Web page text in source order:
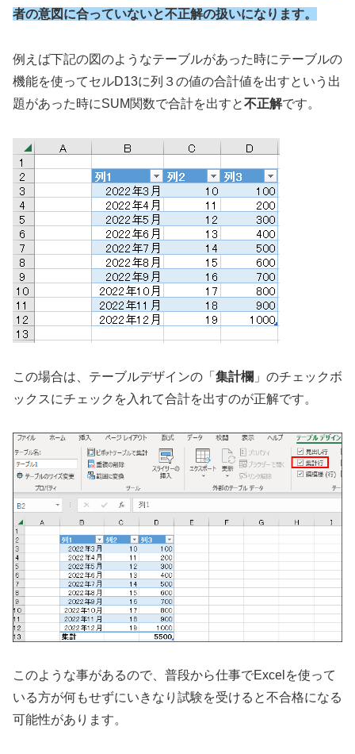
者の意図に合っていないと不正解の扱いになります。
例えば下記の図のようなテーブルがあった時にテーブルの
機能を使ってセルD13に列３の値の合計値を出すという出
題があった時にSUM関数で合計を出すと不正解です。
この場合は、テーブルデザインの「 集計欄 」のチェックボ
ックスにチェックを入れて合計を出すのが正解です。
このような事があるので、普段から仕事でExcelを使って
いる方が何もせずにいきなり試験を受けると不合格になる
可能性があります。